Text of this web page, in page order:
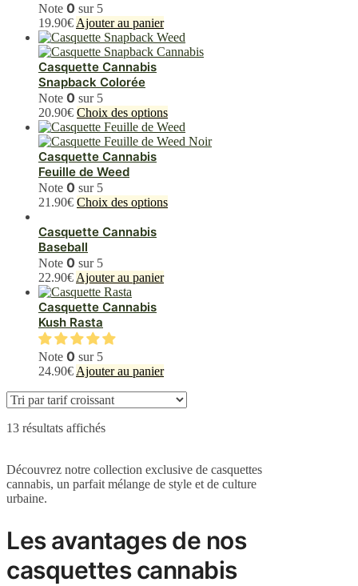
la
page
du
Note 0 sur 5
19.90€Ajouter au panier
Casquette Cannabis
Snapback Colorée
Note 0 sur 5
20.90€ Choix des optionsCe
produit
a
options
peuvent
Casquette Cannabis
Feuille de Weed
Note 0 sur 5
21.90€ Choix des optionsCe
du
produit
Casquette Cannabis
Baseball
Note 0 sur 5
22.90€Ajouter au panier
Casquette Cannabis
Kush Rasta
Note 0 sur 5
24.90€Ajouter au panier
13 résultats affichés
Découvrez notre collection exclusive de casquettes
cannabis, un parfait mélange de style et de culture
urbaine.
Les avantages de nos
casquettes cannabis